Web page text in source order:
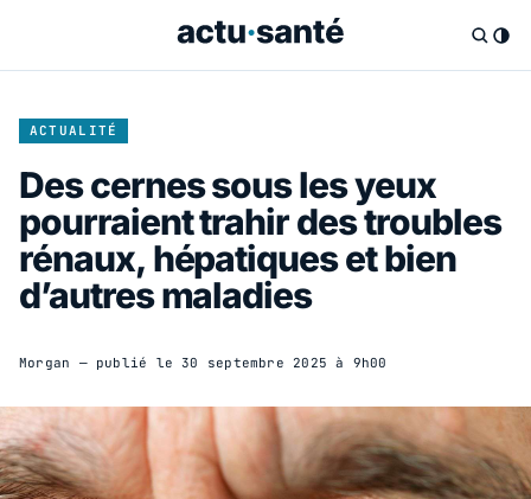
ACTUALITÉ
Des cernes sous les yeux
pourraient trahir des troubles
rénaux, hépatiques et bien
d’autres maladies
Morgan — publié le30 septembre 2025 à 9h00